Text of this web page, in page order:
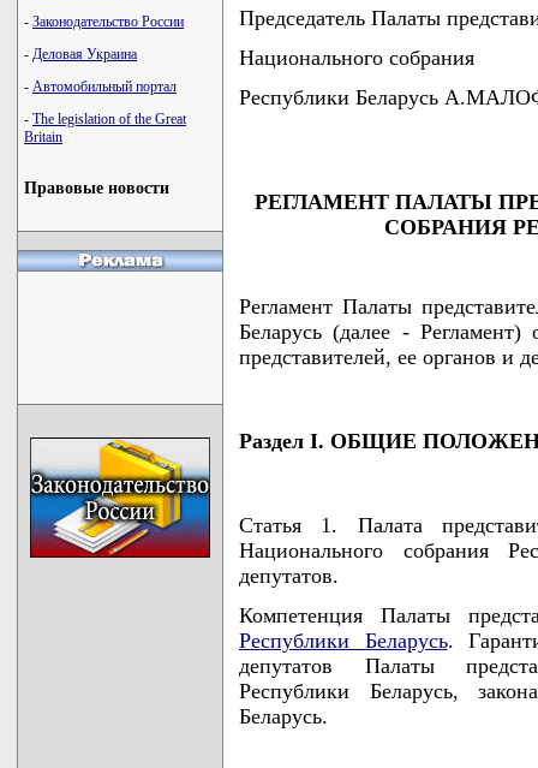
- Законодательство России
- Деловая Украина
- Автомобильный портал
- The legislation of the Great
Britain
Правовые новости
Председатель Палаты
Национального собрания
Республики Беларусь
РЕГЛАМЕНТ ПАЛАТЫ
СОБРАНИЯ
Регламент Палаты
Беларусь (далее - Регламент)
представителей, ее органов и
Раздел I. ОБЩИЕ
Статья 1. Палата
Национального собрания
депутатов.
Компетенция Палаты
Республики Беларусь.
депутатов Палаты
Республики Беларусь,
Беларусь.